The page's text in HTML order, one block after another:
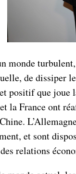
monde
de dissiper
positif que
la France ont
et sont
relations